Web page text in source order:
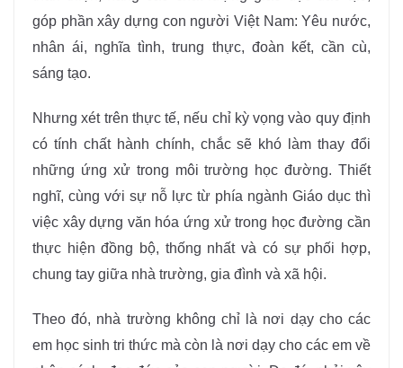
góp phần xây dựng con người Việt Nam: Yêu nước,
nhân ái, nghĩa tình, trung thực, đoàn kết, cần cù,
sáng tạo.
Nhưng xét trên thực tế, nếu chỉ kỳ vọng vào quy định
có tính chất hành chính, chắc sẽ khó làm thay đổi
những ứng xử trong môi trường học đường. Thiết
nghĩ, cùng với sự nỗ lực từ phía ngành Giáo dục thì
việc xây dựng văn hóa ứng xử trong học đường cần
thực hiện đồng bộ, thống nhất và có sự phối hợp,
chung tay giữa nhà trường, gia đình và xã hội.
Theo đó, nhà trường không chỉ là nơi dạy cho các
em học sinh tri thức mà còn là nơi dạy cho các em về